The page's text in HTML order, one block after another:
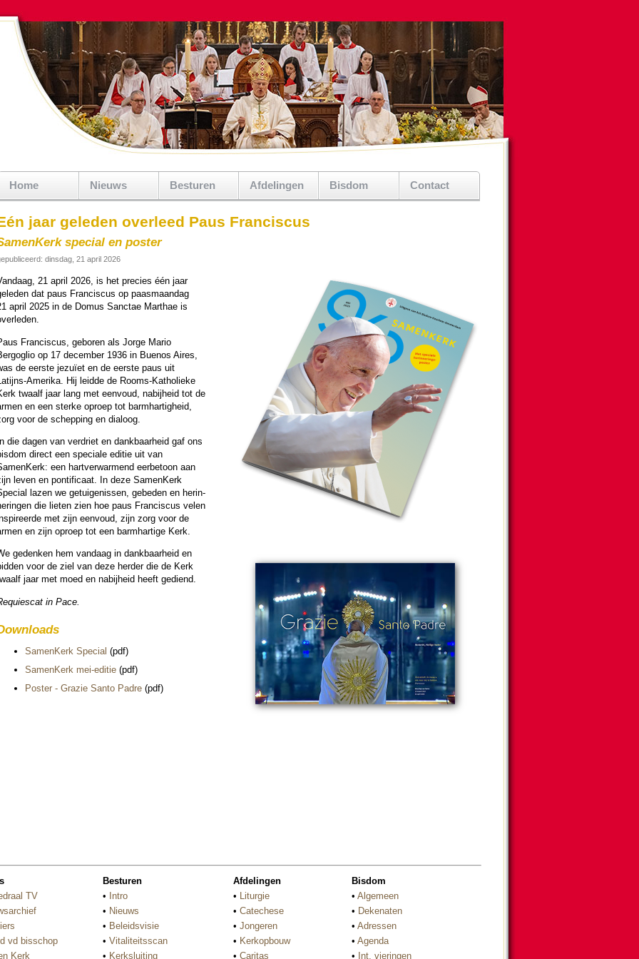
Home Nieuws Besturen Afdelingen Bisdom Contact
jaar geleden overleed Paus Franciscus
special en poster
dinsdag, 21 april 2026
21 april 2026, is het precies één jaar
dat paus Fran­cis­cus op paasmaan­dag
april 2025 in de Domus Sanctae Marthae is
Fran­cis­cus, geboren als Jorge Mario
op 17 de­cem­ber 1936 in Buenos Aires,
de eerste jezuïet en de eerste paus uit
Amerika. Hij leidde de Rooms-Katho­lieke
twaalf jaar lang met eenvoud, nabij­heid tot de
en een sterke oproep tot barm­har­tig­heid,
voor de schep­ping en dialoog.
die dagen van verdriet en dank­baar­heid gaf ons
direct een speciale editie uit van
een hart­ver­war­mend eerbe­toon aan
leven en pon­ti­fi­caat. In deze SamenKerk
lazen we ge­tui­ge­nissen, gebe­den en her­in­
die lieten zien hoe paus Fran­cis­cus velen
met zijn eenvoud, zijn zorg voor de
en zijn oproep tot een barm­har­tige Kerk.
gedenken hem vandaag in dank­baar­heid en
voor de ziel van deze her­der die de Kerk
jaar met moed en nabij­heid heeft gediend.
in Pace.
SamenKerk Special (pdf)
SamenKerk mei-editie(pdf)
Poster - Grazie Santo Padre(pdf)
TV
vd bisschop
Kerk
Besturen
• Intro
• Nieuws
• Beleidsvisie
• Vitaliteitsscan
• Kerksluiting
Afdelingen
• Liturgie
• Catechese
• Jongeren
• Kerkopbouw
• Caritas
Bisdom
• Algemeen
• Dekenaten
• Adressen
• Agenda
• Int. vieringen